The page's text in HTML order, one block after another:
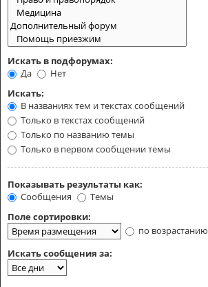
Искать в подфорумах:
Да
Нет
Искать:
В названиях тем и текстах сообщений
Только в текстах сообщений
Только по названию темы
Только в первом сообщении темы
Показывать результаты как:
Сообщения
Темы
Поле сортировки:
по возрастанию
Искать сообщения за: